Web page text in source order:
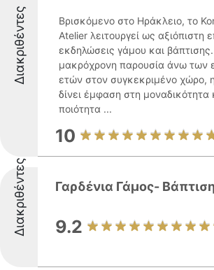
Διακριθέντες
Βρισκόμενο στο Ηράκλειο, το
Atelier λειτουργεί ως αξιόπιστη
εκδηλώσεις γάμου και
μακρόχρονη παρουσία άνω των
ετών στον συγκεκριμένο χώρο, η
δίνει έμφαση στη μοναδικότητα
ποιότητα ...
10
Διακριθέντες Γαρδένια Γάμος- Βάπτιση
9.2